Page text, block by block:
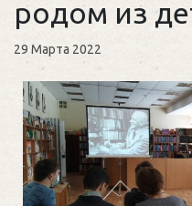
родом из
29 Марта 2022